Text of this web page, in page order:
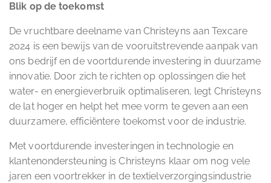
Blik op de toekomst
De vruchtbare deelname van Christeyns aan Texcare
2024 is een bewijs van de vooruitstrevende aanpak van
ons bedrijf en de voortdurende investering in duurzame
innovatie. Door zich te richten op oplossingen die het
water- en energieverbruik optimaliseren, legt Christeyns
de lat hoger en helpt het mee vorm te geven aan een
duurzamere, efficiëntere toekomst voor de industrie.
Met voortdurende investeringen in technologie en
klantenondersteuning is Christeyns klaar om nog vele
jaren een voortrekker in de textielverzorgingsindustrie